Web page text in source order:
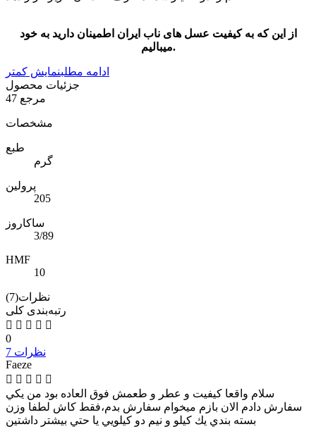
از این که به کیفیت عسل های ناب ایران اطمینان دارید به خود
میبالیم.
ادامه مطلبنمایش کمتر
جزئیات محصول
مرجع 47
مشخصات
طبع
گرم
پرولین
205
ساکاروز
3/89
HMF
10
نظرات(7)
رتبه‌بندی کلی
0
7 نظرات
Faeze
سلام واقعا كيفيت و عطر و طعمش فوق العاده بود من يكي
سفارش دادم الان بازم ميخوام سفارش بدم،فقط كاش لطفا وزن
بسته بندي يك كيلو و نيم دو كيلويي يا حتي بيشتر داشتين